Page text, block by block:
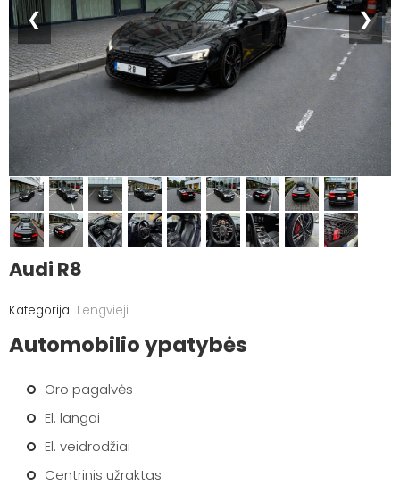
❮ ❯
Audi R8
Lengvieji
Automobilio ypatybės
Oro pagalvės
El. langai
El. veidrodžiai
Centrinis užraktas